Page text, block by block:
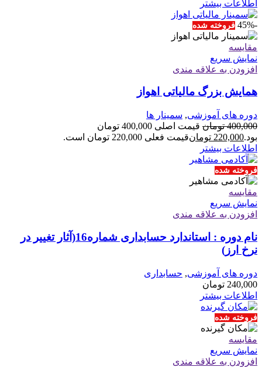
اطلاعات بیشتر
-45% فروخته شده
مقايسه
نمایش سریع
افزودن به علاقه مندی
همایش بزرگ مالیاتی اهواز
دوره های آموزشی, سمینار ها
400,000 تومان
قیمت اصلی 400,000 تومان
بود.220,000 تومانقیمت فعلی 220,000 تومان است.
اطلاعات بیشتر
فروخته شده
مقايسه
نمایش سریع
افزودن به علاقه مندی
نام دوره : استاندارد حسابداری شماره16(آثار تغییر در
نرخ ارز)
دوره های آموزشی, حسابداری
240,000 تومان
اطلاعات بیشتر
فروخته شده
مقايسه
نمایش سریع
افزودن به علاقه مندی